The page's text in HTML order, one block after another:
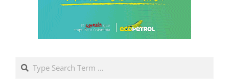
Search